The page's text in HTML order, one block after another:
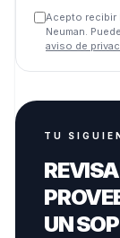
Acepto recibir
Neuman.
aviso de
TU
UN SOP